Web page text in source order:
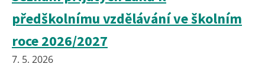
předškolnímu vzdělávání ve školním
roce 2026/2027
7. 5. 2026